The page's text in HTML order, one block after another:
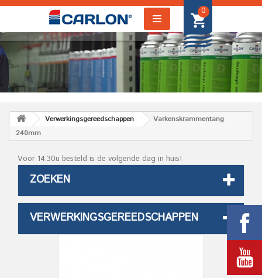
0
Verwerkingsgereedschappen
Varkenskrammentang
240mm
Voor 14.30u besteld is de volgende dag in huis!
ZOEKEN
VERWERKINGSGEREEDSCHAPPEN